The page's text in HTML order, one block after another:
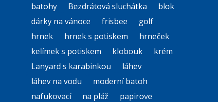
batohy Bezdrátová sluchátka
blok
dárky na vánoce
frisbee
golf
hrnek
hrnek s potiskem
hrneček
kelímek s potiskem
klobouk
krém
Lanyard s karabinkou
láhev
láhev na vodu
moderní batoh
nafukovací
na pláž
papirove